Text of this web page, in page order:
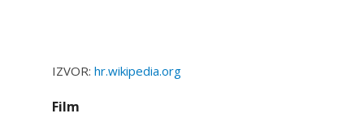
IZVOR: hr.wikipedia.org
Film